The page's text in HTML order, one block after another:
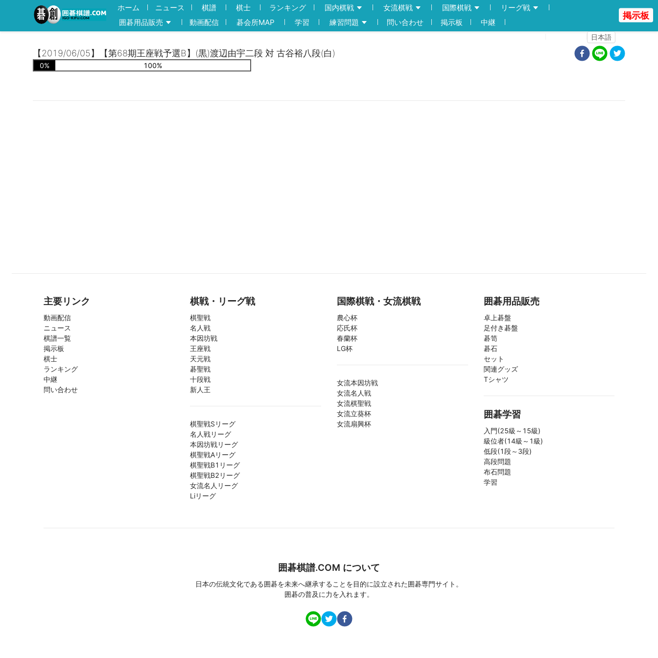
ホーム ニュース 棋譜 棋士 ランキング 国内棋戦 女流棋戦 国際棋戦
リーグ戦
囲碁用品販売
動画配信 碁会所MAP 学習 練習問題 問い合わせ 掲示板
中継
日本語
掲示板
【2019/06/05】【第68期王座戦予選B】(黒)渡辺由宇二段 対 古谷裕八段(白)
0% 100%
主要リンク
動画配信
ニュース
棋譜一覧
掲示板
棋士
ランキング
中継
問い合わせ
棋戦・リーグ戦
棋聖戦
名人戦
本因坊戦
王座戦
天元戦
碁聖戦
十段戦
新人王
棋聖戦Sリーグ
名人戦リーグ
本因坊戦リーグ
棋聖戦Aリーグ
棋聖戦B1リーグ
棋聖戦B2リーグ
女流名人リーグ
Liリーグ
国際棋戦・女流棋戦
農心杯
応氏杯
春蘭杯
LG杯
女流本因坊戦
女流名人戦
女流棋聖戦
女流立葵杯
女流扇興杯
囲碁用品販売
卓上碁盤
足付き碁盤
碁笥
碁石
セット
関連グッズ
Tシャツ
囲碁学習
入門(25級～15級)
級位者(14級～1級)
低段(1段～3段)
高段問題
布石問題
学習
囲碁棋譜.COM について
日本の伝統文化である囲碁を未来へ継承することを目的に設立された囲碁専門サイト。
囲碁の普及に力を入れます。